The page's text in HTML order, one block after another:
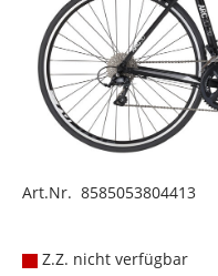
Art.Nr. 8585053804413
Z.Z. nicht verfügbar